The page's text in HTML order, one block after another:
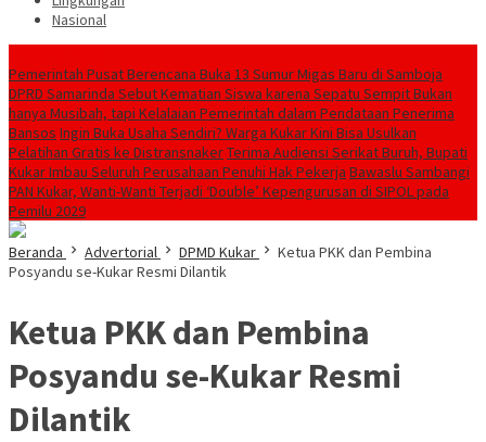
Nasional
Pemerintah Pusat Berencana Buka 13 Sumur Migas Baru di Samboja
DPRD Samarinda Sebut Kematian Siswa karena Sepatu Sempit Bukan
hanya Musibah, tapi Kelalaian Pemerintah dalam Pendataan Penerima
Bansos Ingin Buka Usaha Sendiri? Warga Kukar Kini Bisa Usulkan
Pelatihan Gratis ke DistransnakerTerima Audiensi Serikat Buruh, Bupati
Kukar Imbau Seluruh Perusahaan Penuhi Hak Pekerja Bawaslu Sambangi
PAN Kukar, Wanti-Wanti Terjadi ‘Double’ Kepengurusan di SIPOL pada
Pemilu 2029
Beranda Advertorial DPMD Kukar
Ketua PKK dan Pembina
Posyandu se-Kukar Resmi Dilantik
Ketua PKK dan Pembina
Posyandu se-Kukar Resmi
Dilantik